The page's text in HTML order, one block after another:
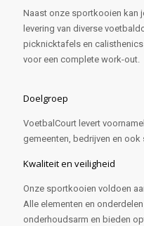
Naast onze sportkooien kan
levering van diverse
picknicktafels en
voor een complete work-out.
Doelgroep
VoetbalCourt levert
gemeenten, bedrijven en
Kwaliteit en veiligheid
Onze sportkooien voldoen
Alle elementen en
onderhoudsarm en bieden